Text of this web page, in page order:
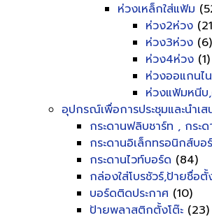
ห่วงเหล็กใส่แฟ้ม
ห่วง2ห่วง
ห่วง3ห่วง (6)
ห่วง4ห่วง (1)
ห่วงออแกนไ
ห่วงแฟ้มหนีบ
อุปกรณ์เพื่อการประชุมและนำเส
กระดานฟลิบชาร์ท , กระ
กระดานอิเล็กทรอนิกส์บอ
กระดานไวท์บอร์ด (84)
กล่องใส่โบรชัวร์,ป้ายชื่อตั้
บอร์ดติดประกาศ (10)
ป้ายพลาสติกตั้งโต๊ะ (23)